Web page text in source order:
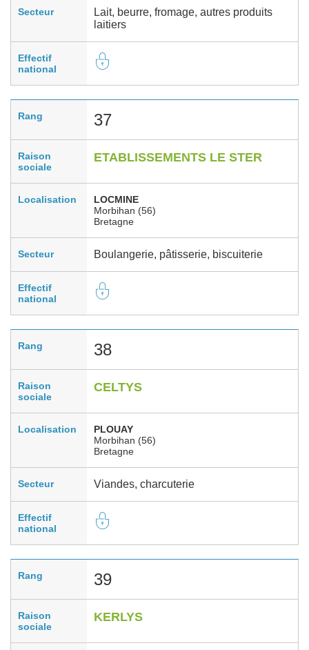
Secteur
Lait, beurre, fromage, autres produits
laitiers
Effectif
national
Rang 37
Raison
sociale
ETABLISSEMENTS LE STER
Localisation
LOCMINE
Morbihan (56)
Bretagne
Secteur Boulangerie, pâtisserie, biscuiterie
Effectif
national
Rang 38
Raison
sociale
CELTYS
Localisation
PLOUAY
Morbihan (56)
Bretagne
Secteur Viandes, charcuterie
Effectif
national
Rang 39
Raison
sociale
KERLYS